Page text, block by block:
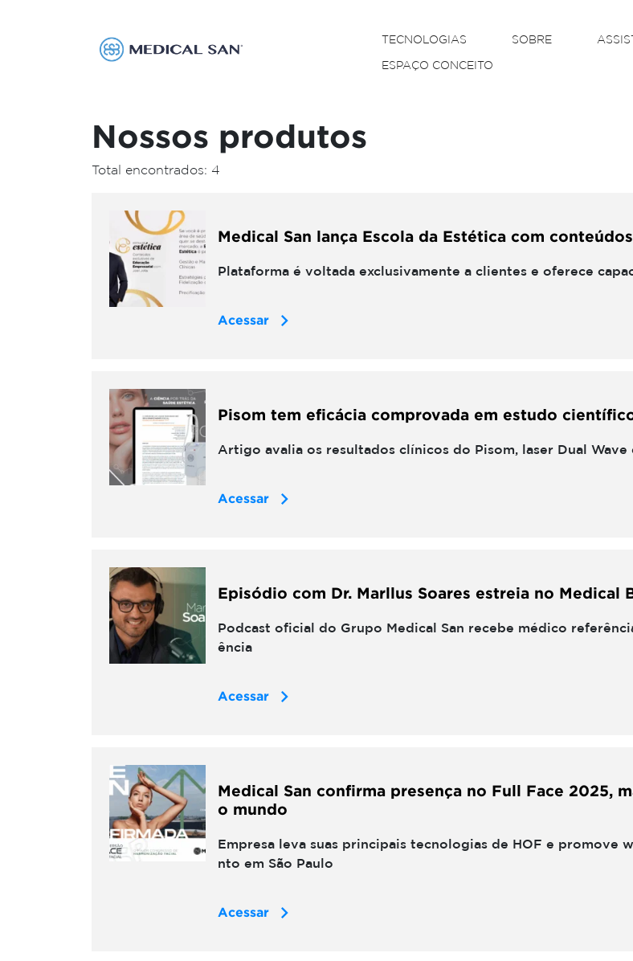
TECNOLOGIAS SOBRE
ESPAÇO CONCEITO
Nossos produtos
Total encontrados: 4
Medical San lança Escola da Estética com
Plataforma é voltada exclusivamente a clientes e oferece
Acessar
Pisom tem eficácia comprovada em estudo
Artigo avalia os resultados clínicos do Pisom, laser Dual
Acessar
Episódio com Dr. Marllus Soares estreia no Medical
Podcast oficial do Grupo Medical San recebe médico
ência
Acessar
Medical San confirma presença no Full Face 2025,
o mundo
Empresa leva suas principais tecnologias de HOF e promove
nto em São Paulo
Acessar